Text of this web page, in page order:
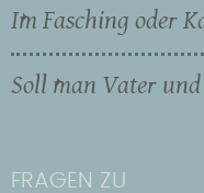
Im Fasching oder
Soll man Vater
FRAGEN ZU